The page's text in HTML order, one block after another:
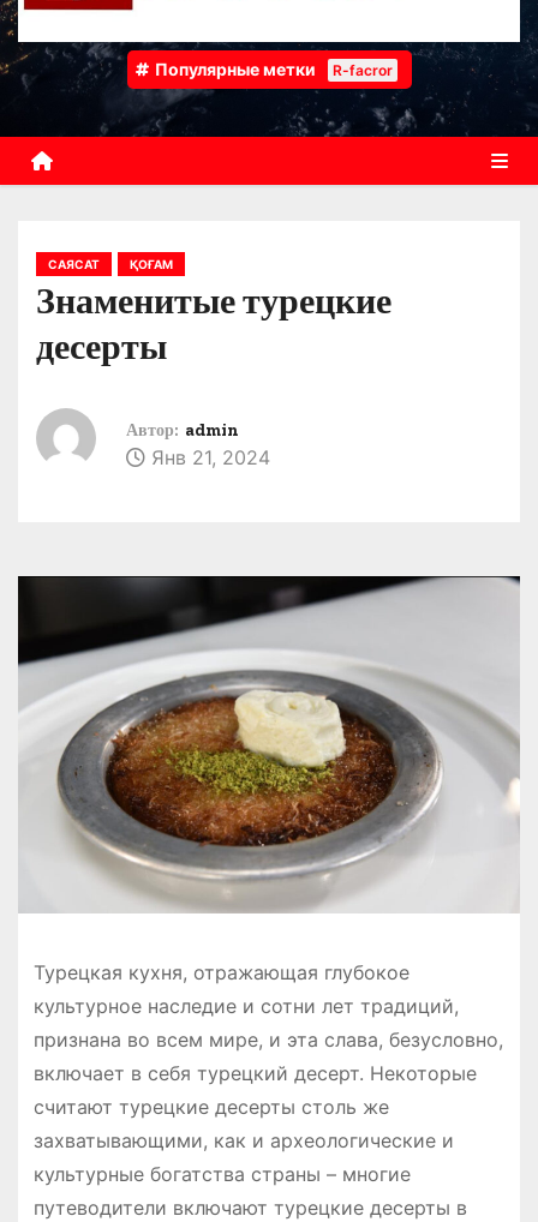
Популярные метки R-facror
САЯСАТ ҚОҒАМ
Знаменитые турецкие
десерты
Автор: admin
Янв 21, 2024
Турецкая кухня, отражающая глубокое
культурное наследие и сотни лет традиций,
признана во всем мире, и эта слава, безусловно,
включает в себя турецкий десерт. Некоторые
считают турецкие десерты столь же
захватывающими, как и археологические и
культурные богатства страны – многие
путеводители включают турецкие десерты в